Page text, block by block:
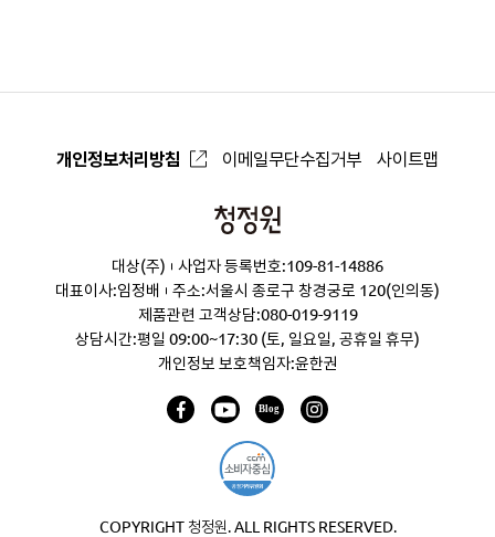
개인정보처리방침 이메일무단수집거부 사이트맵
청
원
대상(주)
사업자 등록번호:109-81-14886
대표이사:임정배
주소:서울시 종로구 창경궁로 120(인의동)
제품관련 고객상담:080-019-9119
상담시간:평일 09:00~17:30 (토, 일요일, 공휴일 휴무)
개인정보 보호책임자:윤한권
COPYRIGHT 청정원. ALL RIGHTS RESERVED.